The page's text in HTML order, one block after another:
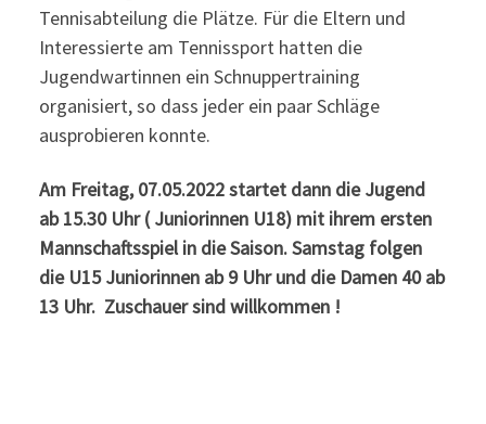
Tennisabteilung die Plätze. Für die Eltern und
Interessierte am Tennissport hatten die
Jugendwartinnen ein Schnuppertraining
organisiert, so dass jeder ein paar Schläge
ausprobieren konnte.
Am Freitag, 07.05.2022 startet dann die Jugend
ab 15.30 Uhr ( Juniorinnen U18) mit ihrem ersten
Mannschaftsspiel in die Saison. Samstag folgen
die U15 Juniorinnen ab 9 Uhr und die Damen 40 ab
13 Uhr. Zuschauer sind willkommen !